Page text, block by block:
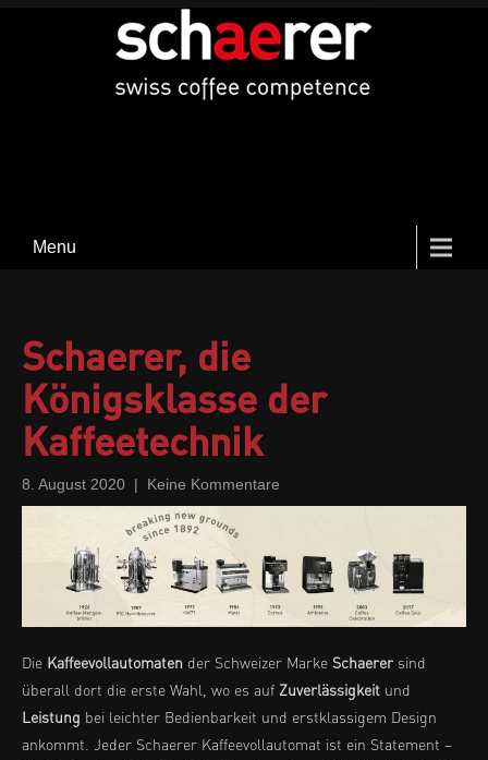
Menu
Schaerer, die
Königsklasse der
Kaffeetechnik
8. August 2020 | Keine Kommentare
Die Kaffeevollautomaten der Schweizer Marke Schaerer sind
überall dort die erste Wahl, wo es auf Zuverlässigkeit und
Leistung bei leichter Bedienbarkeit und erstklassigem Design
ankommt. Jeder Schaerer Kaffeevollautomat ist ein Statement –